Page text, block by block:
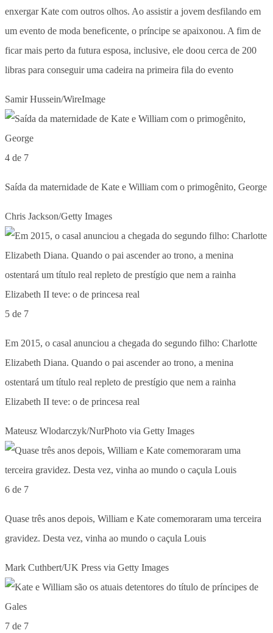
enxergar Kate com outros olhos. Ao assistir a jovem desfilando em
um evento de moda beneficente, o príncipe se apaixonou. A fim de
ficar mais perto da futura esposa, inclusive, ele doou cerca de 200
libras para conseguir uma cadeira na primeira fila do evento
Samir Hussein/WireImage
4 de 7
Saída da maternidade de Kate e William com o primogênito, George
Chris Jackson/Getty Images
5 de 7
Em 2015, o casal anunciou a chegada do segundo filho: Charlotte
Elizabeth Diana. Quando o pai ascender ao trono, a menina
ostentará um título real repleto de prestígio que nem a rainha
Elizabeth II teve: o de princesa real
Mateusz Wlodarczyk/NurPhoto via Getty Images
6 de 7
Quase três anos depois, William e Kate comemoraram uma terceira
gravidez. Desta vez, vinha ao mundo o caçula Louis
Mark Cuthbert/UK Press via Getty Images
7 de 7